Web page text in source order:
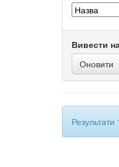
Вивести